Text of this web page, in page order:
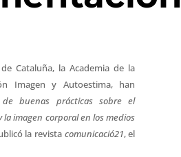
Cataluña, la Academia de la
Imagen y Autoestima, han
de buenas prácticas sobre el
imagen corporal en los medios
la revista comunicació21, el